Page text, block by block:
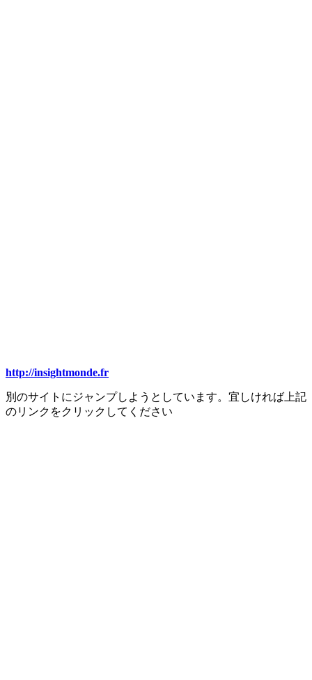
http://insightmonde.fr
別のサイトにジャンプしようとしています。宜しければ上記
のリンクをクリックしてください